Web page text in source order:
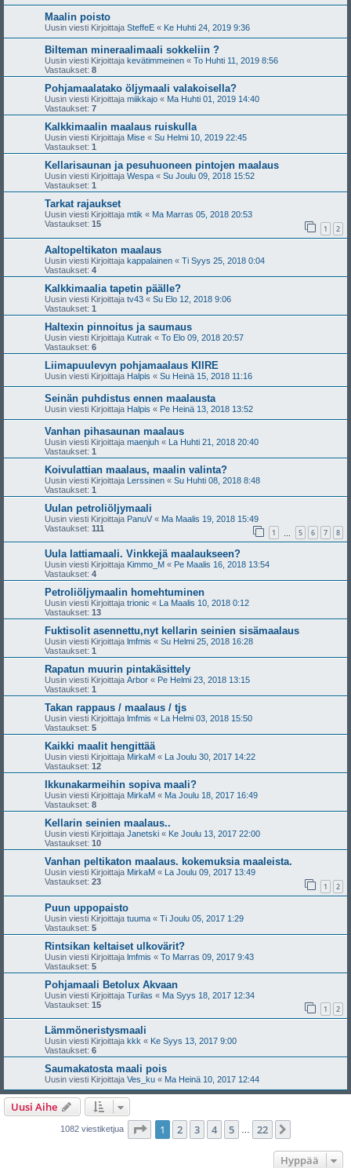
Maalin poisto
Uusin viesti Kirjoittaja SteffeE « Ke Huhti 24, 2019 9:36
Bilteman mineraalimaali sokkeliin ?
Uusin viesti Kirjoittaja kevätimmeinen « To Huhti 11, 2019 8:56
Vastaukset: 8
Pohjamaalatako öljymaali valakoisella?
Uusin viesti Kirjoittaja miikkajo « Ma Huhti 01, 2019 14:40
Vastaukset: 7
Kalkkimaalin maalaus ruiskulla
Uusin viesti Kirjoittaja Mise « Su Helmi 10, 2019 22:45
Vastaukset: 1
Kellarisaunan ja pesuhuoneen pintojen maalaus
Uusin viesti Kirjoittaja Wespa « Su Joulu 09, 2018 15:52
Vastaukset: 1
Tarkat rajaukset
Uusin viesti Kirjoittaja mtik « Ma Marras 05, 2018 20:53
Vastaukset: 15 1 2
Aaltopeltikaton maalaus
Uusin viesti Kirjoittaja kappalainen « Ti Syys 25, 2018 0:04
Vastaukset: 4
Kalkkimaalia tapetin päälle?
Uusin viesti Kirjoittaja tv43 « Su Elo 12, 2018 9:06
Vastaukset: 1
Haltexin pinnoitus ja saumaus
Uusin viesti Kirjoittaja Kutrak « To Elo 09, 2018 20:57
Vastaukset: 6
Liimapuulevyn pohjamaalaus KIIRE
Uusin viesti Kirjoittaja Halpis « Su Heinä 15, 2018 11:16
Seinän puhdistus ennen maalausta
Uusin viesti Kirjoittaja Halpis « Pe Heinä 13, 2018 13:52
Vanhan pihasaunan maalaus
Uusin viesti Kirjoittaja maenjuh « La Huhti 21, 2018 20:40
Vastaukset: 1
Koivulattian maalaus, maalin valinta?
Uusin viesti Kirjoittaja Lerssinen « Su Huhti 08, 2018 8:48
Vastaukset: 1
Uulan petroliöljymaali
Uusin viesti Kirjoittaja PanuV « Ma Maalis 19, 2018 15:49
Vastaukset: 111 1 5 6 7 8
Uula lattiamaali. Vinkkejä maalaukseen?
Uusin viesti Kirjoittaja Kimmo_M « Pe Maalis 16, 2018 13:54
Vastaukset: 4
Petroliöljymaalin homehtuminen
Uusin viesti Kirjoittaja trionic «
La Maalis 10, 2018 0:12
Vastaukset: 13
Fuktisolit asennettu,nyt kellarin seinien sisämaalaus
Uusin viesti Kirjoittaja lmfmis « Su Helmi 25, 2018 16:28
Vastaukset: 1
Rapatun muurin pintakäsittely
Uusin viesti Kirjoittaja Arbor « Pe Helmi 23, 2018 13:15
Vastaukset: 1
Takan rappaus / maalaus / tjs
Uusin viesti Kirjoittaja lmfmis «
La Helmi 03, 2018 15:50
Vastaukset: 5
Kaikki maalit hengittää
Uusin viesti Kirjoittaja MirkaM «
La Joulu 30, 2017 14:22
Vastaukset: 12
Ikkunakarmeihin sopiva maali?
Uusin viesti Kirjoittaja MirkaM « Ma Joulu 18, 2017 16:49
Vastaukset: 8
Kellarin seinien maalaus..
Uusin viesti Kirjoittaja Janetski « Ke Joulu 13, 2017 22:00
Vastaukset: 10
Vanhan peltikaton maalaus. kokemuksia maaleista.
Uusin viesti Kirjoittaja MirkaM «
La Joulu 09, 2017 13:49
Vastaukset: 23 1 2
Puun uppopaisto
Uusin viesti Kirjoittaja tuuma « Ti Joulu 05, 2017 1:29
Vastaukset: 5
Rintsikan keltaiset ulkovärit?
Uusin viesti Kirjoittaja lmfmis « To Marras 09, 2017 9:43
Vastaukset: 5
Pohjamaali Betolux Akvaan
Uusin viesti Kirjoittaja Turilas « Ma Syys 18, 2017 12:34
Vastaukset: 15 1 2
Lämmöneristysmaali
Uusin viesti Kirjoittaja kkk « Ke Syys 13, 2017 9:00
Vastaukset: 6
Saumakatosta maali pois
Uusin viesti Kirjoittaja Ves_ku « Ma Heinä 10, 2017 12:44
Uusi Aihe
1082 viestiketjua Sivu /22
1 2 3 4 5 … 22
Hyppää